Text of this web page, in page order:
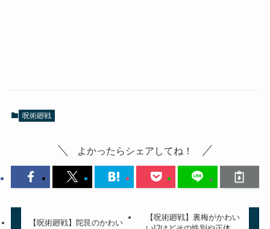
呪術廻戦
よかったらシェアしてね！
【呪術廻戦】陀艮のかわい
【呪術廻戦】裏梅がかわい